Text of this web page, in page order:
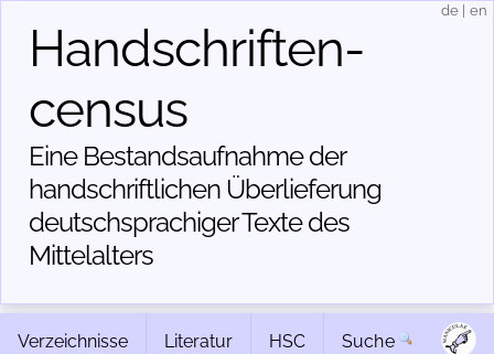
Handschriften­
census
Eine Bestandsaufnahme der
handschriftlichen Über­lieferung
deutschsprachiger Texte des
Mittelalters
de en
Verzeichnisse Literatur HSC Suche